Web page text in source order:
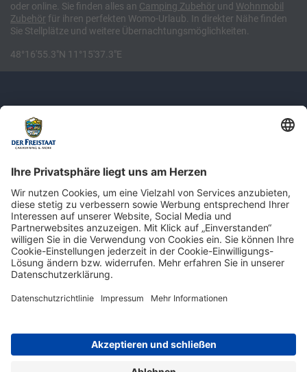
oder online. Sie finden alles an Camping Zubehör und Wohnmobil
Zubehör für ihren perfekten Womo-Urlaub. In direkter Nähe finden
Sie Stellplätze und weitere Übernachtungsmöglichkeiten.
48°16'55.3"N 11°15'37.3"E
Newsletter: Jetzt auf
shop.derfreistaat.de anmelden und
einen 5€ Gutschein für unseren Online-
Shop erhalten!*
Impressum Datenschutz Barrierefreiheit